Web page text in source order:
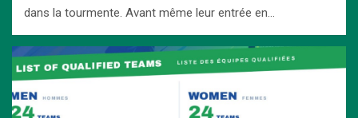
dans la tourmente. Avant même leur entrée en…